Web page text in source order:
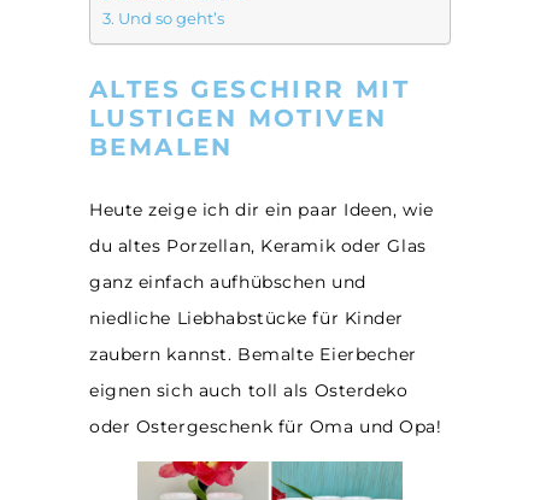
Und so geht’s
ALTES GESCHIRR MIT
LUSTIGEN MOTIVEN
BEMALEN
Heute zeige ich dir ein paar Ideen, wie
du altes Porzellan, Keramik oder Glas
ganz einfach aufhübschen und
niedliche Liebhabstücke für Kinder
zaubern kannst. Bemalte Eierbecher
eignen sich auch toll als Osterdeko
oder Ostergeschenk für Oma und Opa!